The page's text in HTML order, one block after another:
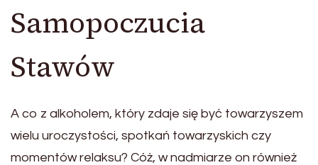
Samopoczucia
Stawów
A co z alkoholem, który zdaje się być towarzyszem
wielu uroczystości, spotkań towarzyskich czy
momentów relaksu? Cóż, w nadmiarze on również